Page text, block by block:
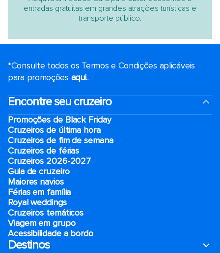
entradas gratuitas em grandes atrações turísticas e
transporte público.
*Consulte todos os Termos e Condições aplicáveis ​​
para promoções aqui..
Encontre seu cruzeiro
Promoções de Black Friday
Cruzeiros de última hora
Cruzeiros de fim de semana
Cruzeiros de férias
Cruzeiros 2026-2027
Guia de cruzeiro
Maiores navios
Férias em família
Royal weddings
Cruzeiros temáticos
Viagem em grupo
Acessibilidade a bordo
Destinos